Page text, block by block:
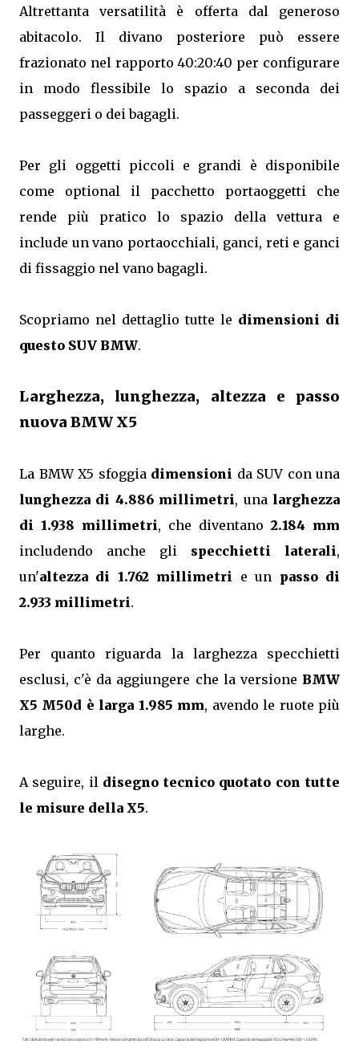
Altrettanta versatilità è offerta dal generoso
abitacolo. Il divano posteriore può essere
frazionato nel rapporto 40:20:40 per configurare
in modo flessibile lo spazio a seconda dei
passeggeri o dei bagagli.
Per gli oggetti piccoli e grandi è disponibile
come optional il pacchetto portaoggetti che
rende più pratico lo spazio della vettura e
include un vano portaocchiali, ganci, reti e ganci
di fissaggio nel vano bagagli.
Scopriamo nel dettaglio tutte le dimensioni di
questo SUV BMW.
Larghezza, lunghezza, altezza e passo
nuova BMW X5
La BMW X5 sfoggia dimensioni da SUV con una
lunghezza di 4.886 millimetri, una larghezza
di 1.938 millimetri, che diventano 2.184 mm
includendo anche gli specchietti laterali,
un'altezza di 1.762 millimetri e un passo di
2.933 millimetri.
Per quanto riguarda la larghezza specchietti
esclusi, c'è da aggiungere che la versione BMW
X5 M50d è larga 1.985 mm, avendo le ruote più
larghe.
A seguire, il disegno tecnico quotato con tutte
le misure della X5.